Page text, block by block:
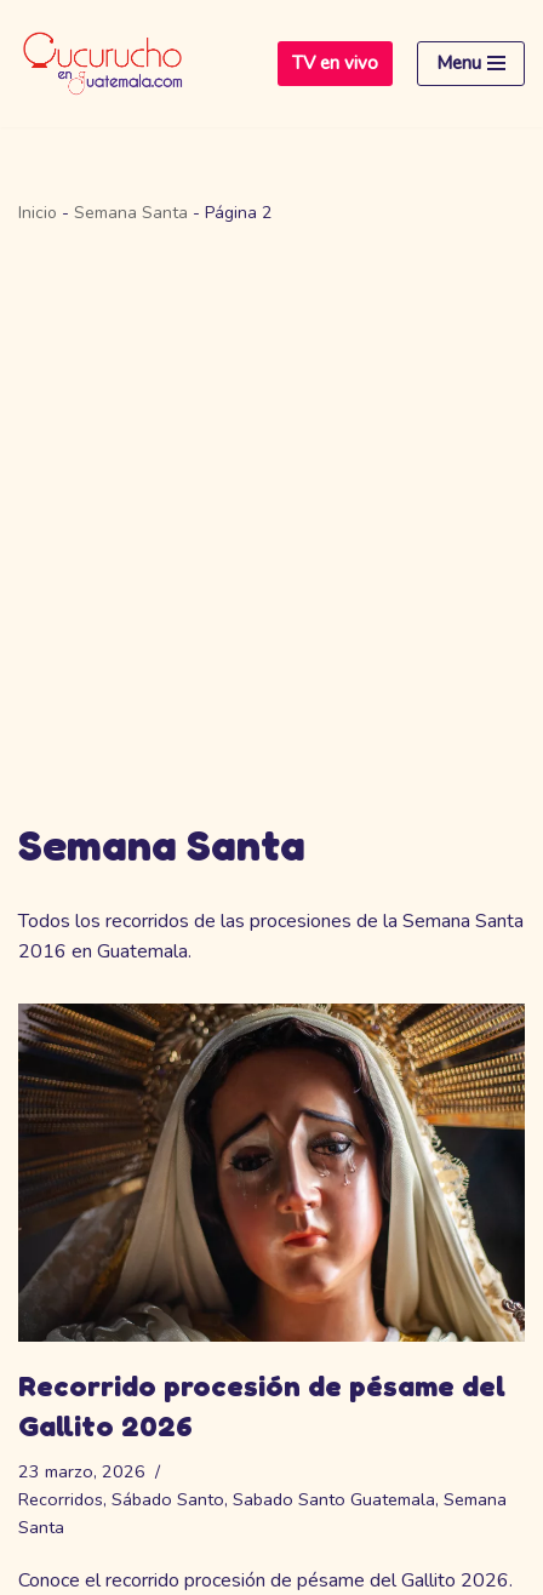
Saltar
TV en vivo Menu
Inicio - Semana Santa - Página 2
Semana Santa
Todos los recorridos de las procesiones de la Semana Santa
2016 en Guatemala.
Recorrido procesión de pésame del
Gallito 2026
23 marzo, 2026
Recorridos, Sábado Santo, Sabado Santo Guatemala, Semana
Santa
Conoce el recorrido procesión de pésame del Gallito 2026.